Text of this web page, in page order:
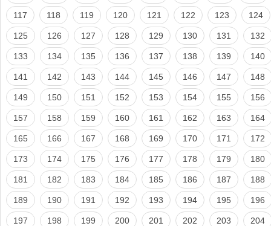
117 118 119 120 121 122 123 124
125 126 127 128 129 130 131 132
133 134 135 136 137 138 139 140
141 142 143 144 145 146 147 148
149 150 151 152 153 154 155 156
157 158 159 160 161 162 163 164
165 166 167 168 169 170 171 172
173 174 175 176 177 178 179 180
181 182 183 184 185 186 187 188
189 190 191 192 193 194 195 196
197 198 199 200 201 202 203 204